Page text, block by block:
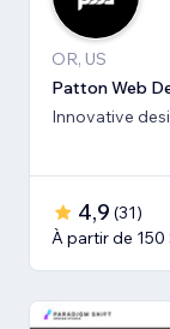
OR, US
Patton Web
Innovative
4,9 (31)
À partir de 150